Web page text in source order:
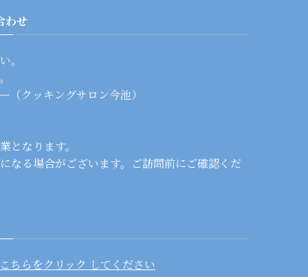
わせ
。
（クッキングサロン今池）
なります。
なる場合がございます。ご訪問前にご確認くだ
ちらをクリック してください